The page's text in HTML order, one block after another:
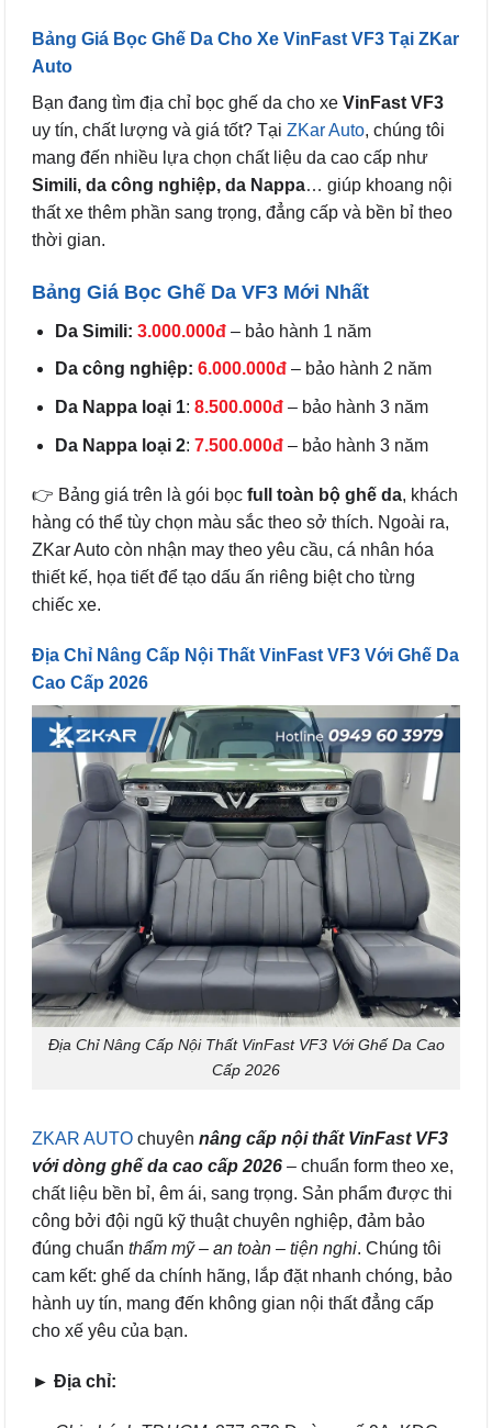
Bảng Giá Bọc Ghế Da Cho Xe VinFast VF3 Tại ZKar
Auto
Bạn đang tìm địa chỉ bọc ghế da cho xe VinFast VF3
uy tín, chất lượng và giá tốt? Tại ZKar Auto, chúng tôi
mang đến nhiều lựa chọn chất liệu da cao cấp như
Simili, da công nghiệp, da Nappa… giúp khoang nội
thất xe thêm phần sang trọng, đẳng cấp và bền bỉ theo
thời gian.
Bảng Giá Bọc Ghế Da VF3 Mới Nhất
Da Simili: 3.000.000đ – bảo hành 1 năm
Da công nghiệp: 6.000.000đ – bảo hành 2 năm
Da Nappa loại 1: 8.500.000đ– bảo hành 3 năm
Da Nappa loại 2: 7.500.000đ – bảo hành 3 năm
👉 Bảng giá trên là gói bọc full toàn bộ ghế da, khách
hàng có thể tùy chọn màu sắc theo sở thích. Ngoài ra,
ZKar Auto còn nhận may theo yêu cầu, cá nhân hóa
thiết kế, họa tiết để tạo dấu ấn riêng biệt cho từng
chiếc xe.
Địa Chỉ Nâng Cấp Nội Thất VinFast VF3 Với Ghế Da
Cao Cấp 2026
Địa Chỉ Nâng Cấp Nội Thất VinFast VF3 Với Ghế Da Cao
Cấp 2026
ZKAR AUTO chuyên nâng cấp nội thất VinFast VF3
với dòng ghế da cao cấp 2026 – chuẩn form theo xe,
chất liệu bền bỉ, êm ái, sang trọng. Sản phẩm được thi
công bởi đội ngũ kỹ thuật chuyên nghiệp, đảm bảo
đúng chuẩn thẩm mỹ – an toàn – tiện nghi. Chúng tôi
cam kết: ghế da chính hãng, lắp đặt nhanh chóng, bảo
hành uy tín, mang đến không gian nội thất đẳng cấp
cho xế yêu của bạn.
► Địa chỉ: